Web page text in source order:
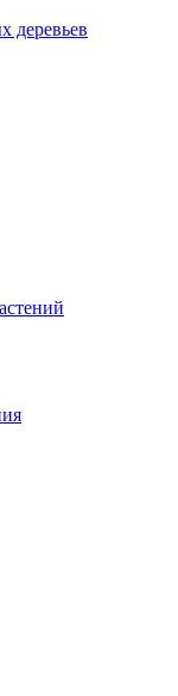
деревьев